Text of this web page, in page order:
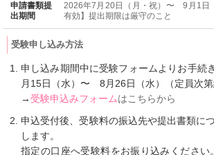
申請書類提
出期間
2026年7月20日（月・祝）〜 9月1日
有効】提出期限は厳守のこと
受験申し込み方法
申し込み期間中に受験フォームよりお手続
月15日（水）〜 8月26日（水）（定員次第
→受験申込みフォームはこちらから
申込受付後、受験料の振込先や提出書類に
します。
指定の口座へ受験料をお振り込みください